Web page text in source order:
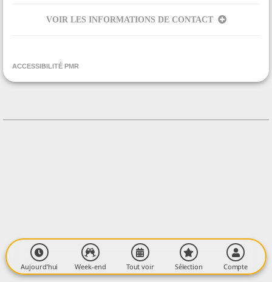
VOIR LES INFORMATIONS DE CONTACT
ACCESSIBILITÉ PMR
Aujourd’hui Week-end Tout voir Sélection Compte